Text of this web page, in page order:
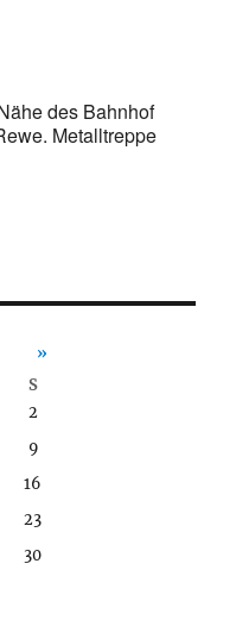
des Bahnhof
Metalltreppe
»
S
2
9
16
23
30